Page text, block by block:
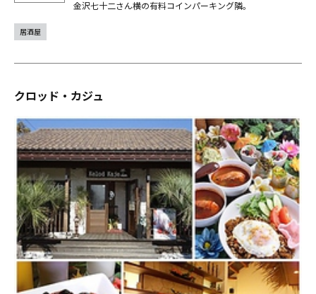
金沢七十二さん横の有料コインパーキング隣。
居酒屋
クロッド・カジュ